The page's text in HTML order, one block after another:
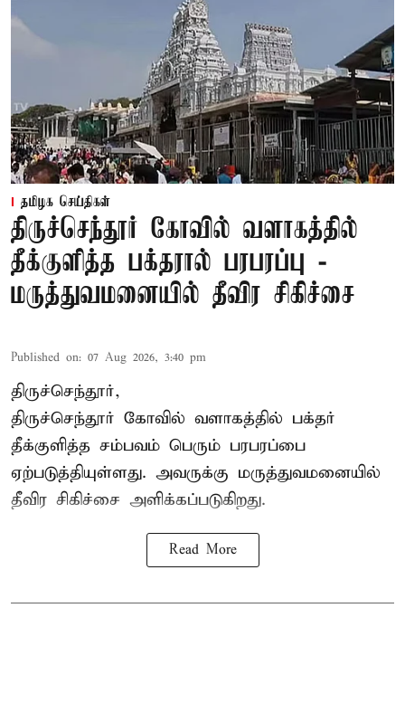
தமிழக செய்திகள்
திருச்செந்தூர் கோவில் வளாகத்தில்
தீக்குளித்த பக்தரால் பரபரப்பு -
மருத்துவமனையில் தீவிர சிகிச்சை
Published on: 07 Aug 2026, 3:40 pm
திருச்செந்தூர்,
திருச்செந்தூர் கோவில் வளாகத்தில் பக்தர்
தீக்குளித்த சம்பவம் பெரும் பரபரப்பை
ஏற்படுத்தியுள்ளது. அவருக்கு மருத்துவமனையில்
தீவிர சிகிச்சை அளிக்கப்படுகிறது.
Read More